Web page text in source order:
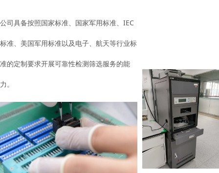
公司具备按照国家标准、国家军用标准、IEC
标准、美国军用标准以及电子、航天等行业标
准的定制要求开展可靠性检测筛选服务的能
力。